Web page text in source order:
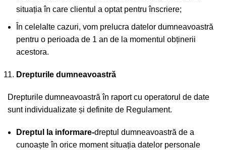
situația în care clientul a optat pentru înscriere;
În celelalte cazuri, vom prelucra datelor dumneavoastră
pentru o perioada de 1 an de la momentul obținerii
acestora.
Drepturile dumneavoastră
Drepturile dumneavoastră în raport cu operatorul de date
sunt individualizate și definite de Regulament.
Dreptul la informare-dreptul dumneavoastră de a
cunoaște în orice moment situația datelor personale